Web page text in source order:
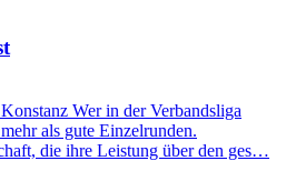
Wer in der Verbandsliga
als gute Einzelrunden.
die ihre Leistung über den ges…